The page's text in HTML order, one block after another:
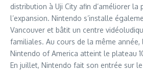
distribution à Uji City afin d’améliorer
l’expansion. Nintendo s’installe
Vancouver et bâtit un centre
familiales. Au cours de la même année,
Nintendo of America atteint le plateau
En juillet, Nintendo fait son entrée sur